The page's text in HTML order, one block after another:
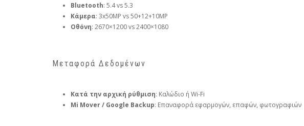
Bluetooth: 5.4 vs 5.3
Κάμερα: 3x50MP vs 50+12+10MP
Οθόνη: 2670×1200 vs 2400×1080
Μεταφορά Δεδομένων
Κατά την αρχική ρύθμιση: Καλώδιο ή Wi-Fi
Mi Mover / Google Backup: Επαναφορά εφαρμογών, επαφών, φωτογραφιών